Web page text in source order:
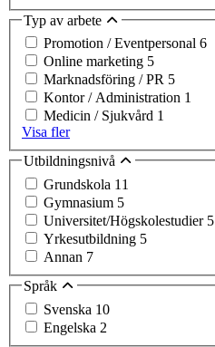
Typ av arbete
Promotion / Eventpersonal 6
Online marketing 5
Marknadsföring / PR 5
Kontor / Administration 1
Medicin / Sjukvård 1
Visa fler
Utbildningsnivå
Grundskola 11
Gymnasium 5
Universitet/Högskolestudier 5
Yrkesutbildning 5
Annan 7
Språk
Svenska 10
Engelska 2